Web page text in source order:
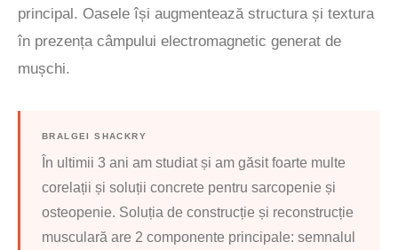
principal. Oasele își augmentează structura și textura
în prezența câmpului electromagnetic generat de
mușchi.
BRALGEI SHACKRY
În ultimii 3 ani am studiat și am găsit foarte multe
corelații și soluții concrete pentru sarcopenie și
osteopenie. Soluția de construcție și reconstrucție
musculară are 2 componente principale: semnalul